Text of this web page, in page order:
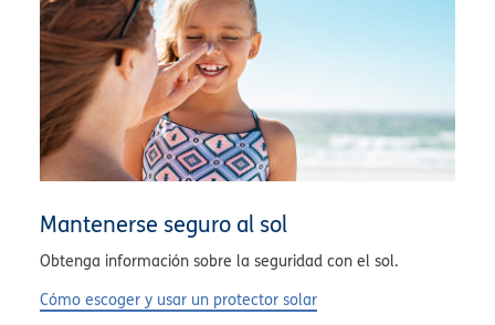
Mantenerse seguro al sol
Obtenga información sobre la seguridad con el sol.
Cómo escoger y usar un protector solar